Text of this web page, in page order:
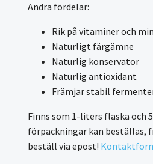
Andra fördelar:
Rik på vitaminer och
Naturligt färgämne
Naturlig konservator
Naturlig antioxidant
Främjar stabil
Finns som 1-liters flaska och
förpackningar kan beställas,
beställ via epost!